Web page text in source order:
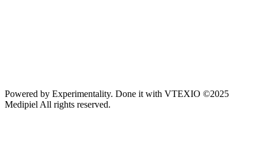
Powered by Experimentality. Done it with VTEXIO ©2025
Medipiel All rights reserved.